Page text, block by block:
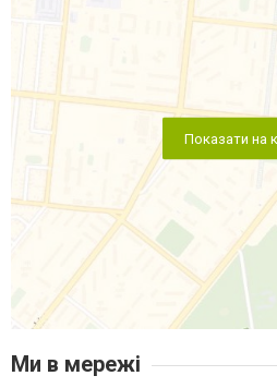
Показати на
Ми в мережі